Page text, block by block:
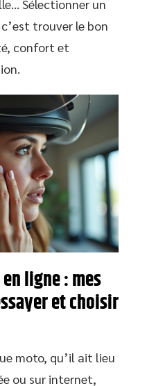
Sélectionner un
trouver le bon
confort et
ligne : mes
et choisir
moto, qu’il ait lieu
ou sur internet,